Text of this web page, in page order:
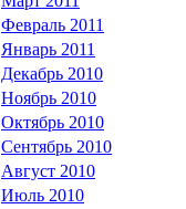
Февраль 2011
Январь 2011
Декабрь 2010
Ноябрь 2010
Октябрь 2010
Сентябрь 2010
Август 2010
Июль 2010